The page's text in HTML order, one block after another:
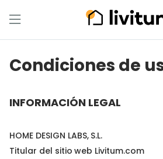
Condiciones de
INFORMACIÓN LEGAL
HOME DESIGN LABS, S.L.
Titular del sitio web Livitum.com